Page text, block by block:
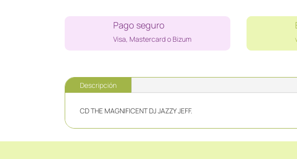
Pago seguro
Visa, Mastercard o Bizum
Descripción
CD THE MAGNIFICENT DJ JAZZY JEFF.